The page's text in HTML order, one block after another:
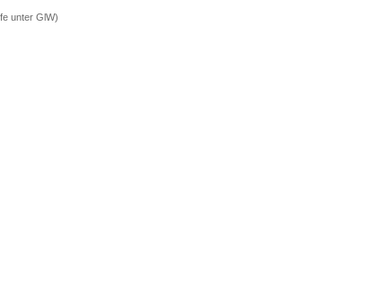
unter GlW)